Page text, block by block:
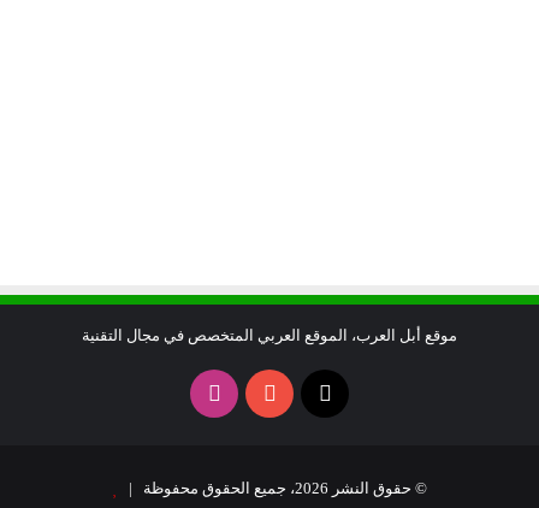
موقع أبل العرب، الموقع العربي المتخصص في مجال التقنية
يوتيوب انستقرام
© حقوق النشر 2026، جميع الحقوق محفوظة |